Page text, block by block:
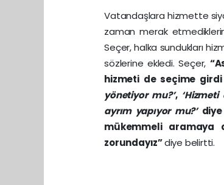
Vatandaşlara hizmette
zaman merak
Seçer, halka sundukları
sözlerine ekledi. Seçer,
hizmeti de seçime
yönetiyor mu?’,
ayrım yapıyor mu?’diye
mükemmeli aramaya
zorundayız”diye belirtti.